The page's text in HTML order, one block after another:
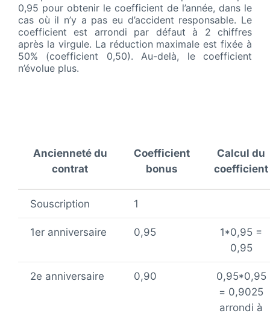
0,95 pour obtenir le coefficient de l’année, dans le
cas où il n’y a pas eu d’accident responsable. Le
coefficient est arrondi par défaut à 2 chiffres
après la virgule. La réduction maximale est fixée à
50% (coefficient 0,50). Au-delà, le coefficient
n’évolue plus.
Ancienneté du
contrat
Coefficient
bonus
Calcul du
coefficient
Souscription 1
1er anniversaire 0,95
1*0,95 =
0,95
2e anniversaire 0,90
0,95*0,95
= 0,9025
arrondi à